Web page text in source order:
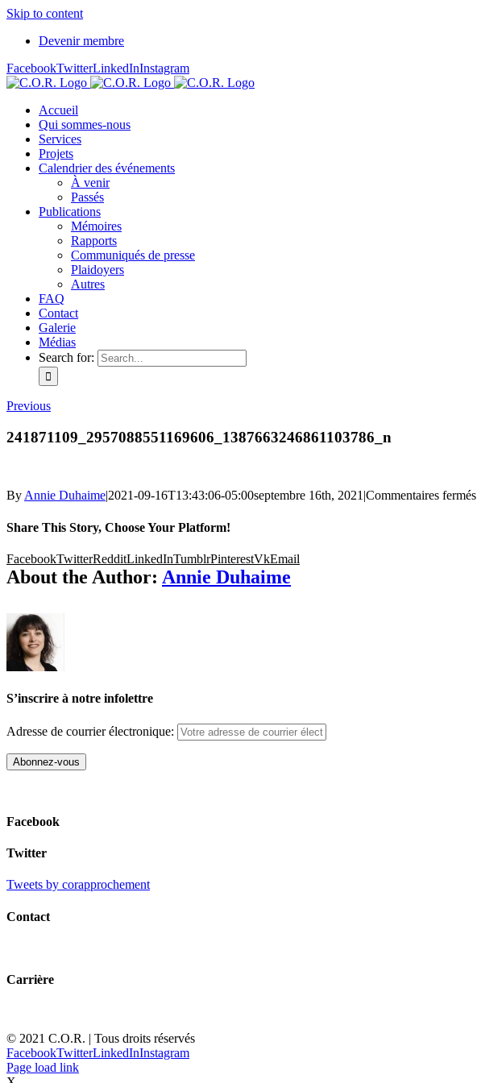
Skip to content
Devenir membre
FacebookTwitterLinkedInInstagram
Accueil
Qui sommes-nous
Services
Projets
Calendrier des événements
À venir
Passés
Publications
Mémoires
Rapports
Communiqués de presse
Plaidoyers
Autres
FAQ
Contact
Galerie
Médias
Search for:
Previous
241871109_2957088551169606_1387663246861103786_n
ByAnnie Duhaime|2021-09-16T13:43:06-05:00septembre 16th, 2021|Commentaires fermés
Share This Story, Choose Your Platform!
FacebookTwitterRedditLinkedInTumblrPinterestVkEmail
About the Author: Annie Duhaime
S’inscrire à notre infolettre
Adresse de courrier électronique:
Facebook
Twitter
Tweets by corapprochement
Contact
Carrière
© 2021 C.O.R. | Tous droits réservés
FacebookTwitterLinkedInInstagram
Page load link